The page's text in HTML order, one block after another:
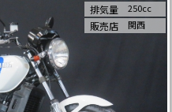
排気量 250cc
販売店 関西